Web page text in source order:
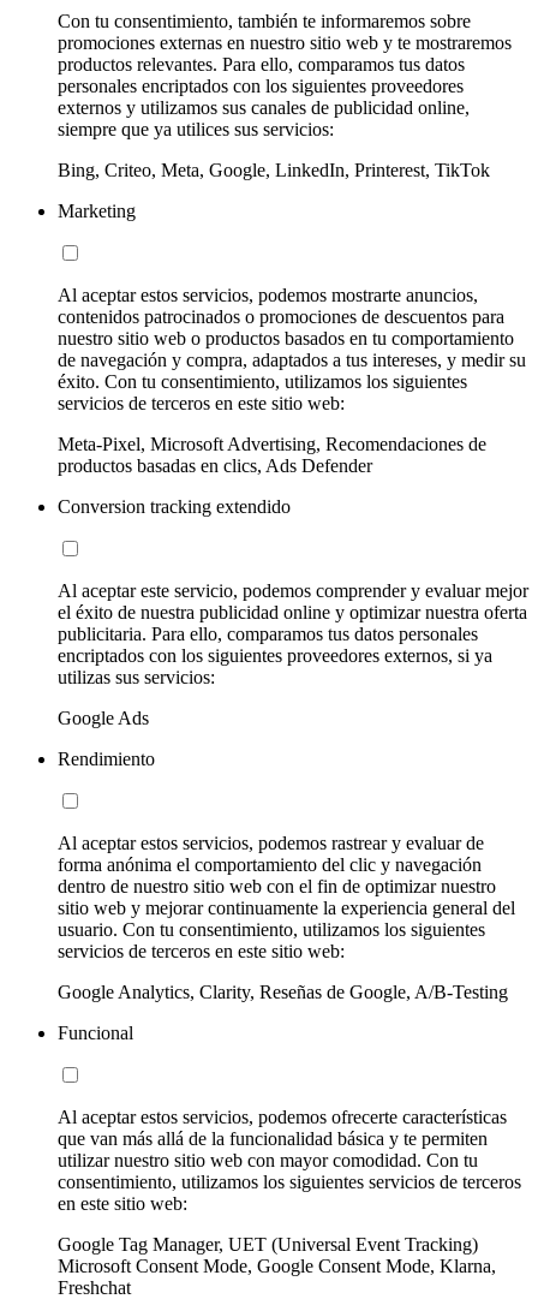
Con tu consentimiento, también te informaremos sobre
promociones externas en nuestro sitio web y te mostraremos
productos relevantes. Para ello, comparamos tus datos
personales encriptados con los siguientes proveedores
externos y utilizamos sus canales de publicidad online,
siempre que ya utilices sus servicios:
Bing, Criteo, Meta, Google, LinkedIn, Printerest, TikTok
Marketing
Al aceptar estos servicios, podemos mostrarte anuncios,
contenidos patrocinados o promociones de descuentos para
nuestro sitio web o productos basados en tu comportamiento
de navegación y compra, adaptados a tus intereses, y medir su
éxito. Con tu consentimiento, utilizamos los siguientes
servicios de terceros en este sitio web:
Meta-Pixel, Microsoft Advertising, Recomendaciones de
productos basadas en clics, Ads Defender
Conversion tracking extendido
Al aceptar este servicio, podemos comprender y evaluar mejor
el éxito de nuestra publicidad online y optimizar nuestra oferta
publicitaria. Para ello, comparamos tus datos personales
encriptados con los siguientes proveedores externos, si ya
utilizas sus servicios:
Google Ads
Rendimiento
Al aceptar estos servicios, podemos rastrear y evaluar de
forma anónima el comportamiento del clic y navegación
dentro de nuestro sitio web con el fin de optimizar nuestro
sitio web y mejorar continuamente la experiencia general del
usuario. Con tu consentimiento, utilizamos los siguientes
servicios de terceros en este sitio web:
Google Analytics, Clarity, Reseñas de Google, A/B-Testing
Funcional
Al aceptar estos servicios, podemos ofrecerte características
que van más allá de la funcionalidad básica y te permiten
utilizar nuestro sitio web con mayor comodidad. Con tu
consentimiento, utilizamos los siguientes servicios de terceros
en este sitio web:
Google Tag Manager, UET (Universal Event Tracking)
Microsoft Consent Mode, Google Consent Mode, Klarna,
Freshchat